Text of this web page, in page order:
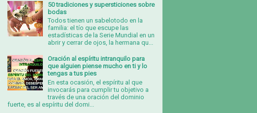
50 tradiciones y supersticiones sobre
bodas
Todos tienen un sabelotodo en la
familia: el tío que escupe las
estadísticas de la Serie Mundial en un
abrir y cerrar de ojos, la hermana qu...
Oración al espíritu intranquilo para
que alguien piense mucho en ti y lo
tengas a tus pies
En esta ocasión, el espíritu al que
invocarás para cumplir tu objetivo a
través de una oración del dominio
fuerte, es al espíritu del domi...